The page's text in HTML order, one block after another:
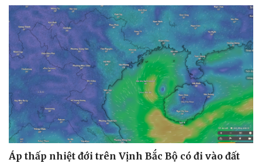
Cải chính
Áp thấp nhiệt đới trên Vịnh Bắc Bộ có đi vào đất